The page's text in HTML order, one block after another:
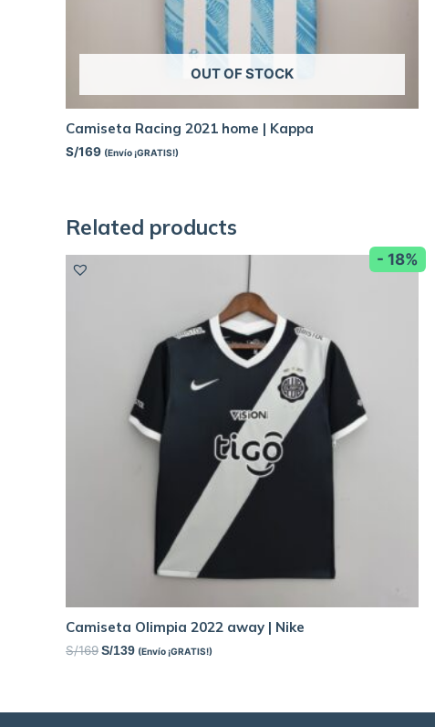
OUT OF STOCK
Camiseta Racing 2021 home | Kappa
S/169 (Envío ¡GRATIS!)
Related products
- 18%
Camiseta Olimpia 2022 away | Nike
S/169 S/139 (Envío ¡GRATIS!)